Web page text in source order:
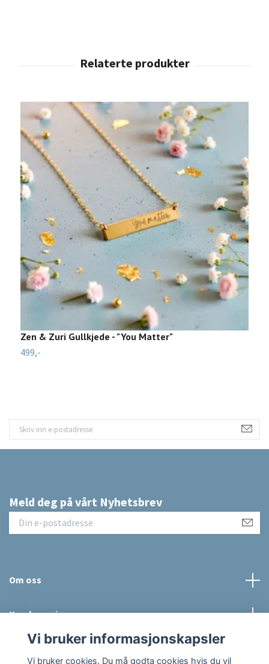
Zen & Zuri Gullkjede - "You Matter"
499,-
Meld deg på vårt Nyhetsbrev
Om oss
Kundeservice
Vi bruker informasjonskapsler
Vi bruker cookies. Du må godta cookies hvis du vil